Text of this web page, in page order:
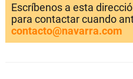
Escríbenos a esta
para contactar cuando
contacto@navarra.com